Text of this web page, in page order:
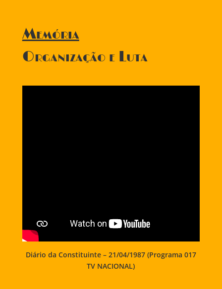
Memória
Organização e Luta
Diário da Constituinte – 21/04/1987 (Programa 017
TV NACIONAL)